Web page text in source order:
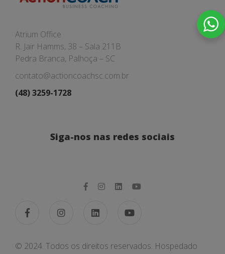
Atrium Office
R. Jair Hamms, 38 – Sala 211B
Pedra Branca, Palhoça – SC
contato@actioncoachsc.com.br
(48) 3259-1728
Siga-nos nas redes sociais
© 2024. Todos os direitos reservados. Hospedado